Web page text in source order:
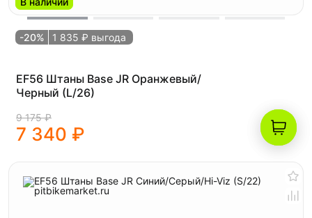
-20% 1 835 ₽ выгода
EF56 Штаны Base JR Оранжевый/
Черный (L/26)
9 175 ₽
7 340 ₽